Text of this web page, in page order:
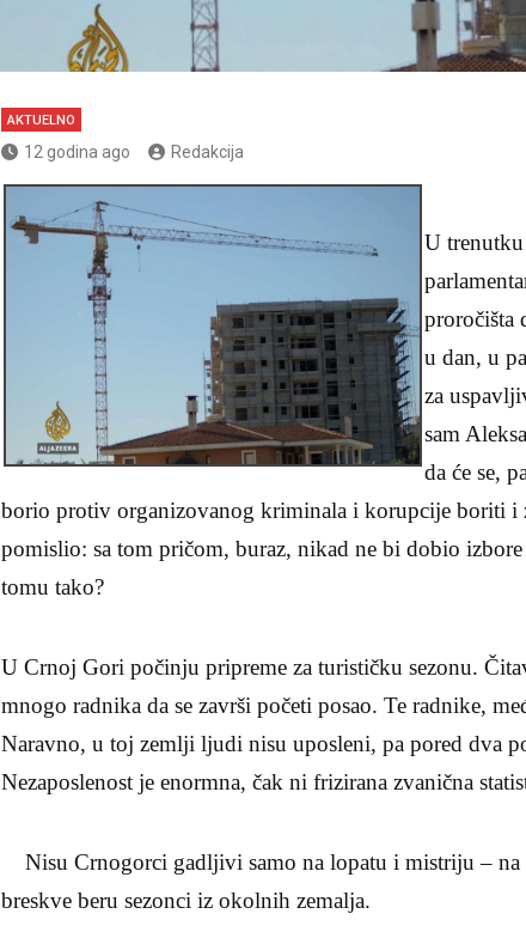
AKTUELNO
12 godina ago Redakcija
U
proročišta
u dan, u
za
sam
da će se,
borio protiv organizovanog kriminala i korupcije boriti i
pomislio: sa tom pričom, buraz, nikad ne bi dobio
tomu tako?
U Crnoj Gori počinju pripreme za turističku sezonu.
mnogo radnika da se završi početi posao. Te radnike,
Naravno, u toj zemlji ljudi nisu uposleni, pa pored dva
Nezaposlenost je enormna, čak ni frizirana zvanična
Nisu Crnogorci gadljivi samo na lopatu i mistriju –
breskve beru sezonci iz okolnih zemalja.